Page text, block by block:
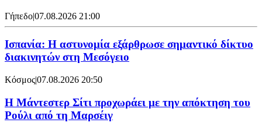
Γήπεδο|07.08.2026 21:00
Ισπανία: Η αστυνομία εξάρθρωσε σημαντικό δίκτυο
διακινητών στη Μεσόγειο
Κόσμος|07.08.2026 20:50
Η Μάντεστερ Σίτι προχωράει με την απόκτηση του
Ρούλι από τη Μαρσέιγ